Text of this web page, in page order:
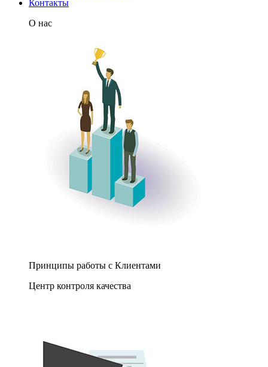
Контакты
О нас
Принципы работы с Клиентами
Центр контроля качества